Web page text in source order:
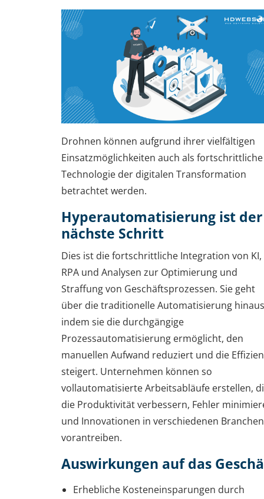
Drohnen können aufgrund ihrer vielfältigen
Einsatzmöglichkeiten auch als fortschrittliche
Technologie der digitalen Transformation
betrachtet werden.
Hyperautomatisierung ist der
nächste Schritt
Dies ist die fortschrittliche Integration von KI,
RPA und Analysen zur Optimierung und
Straffung von Geschäftsprozessen. Sie geht
über die traditionelle Automatisierung
indem sie die durchgängige
Prozessautomatisierung ermöglicht, den
manuellen Aufwand reduziert und die
steigert. Unternehmen können so
vollautomatisierte Arbeitsabläufe erstellen,
die Produktivität verbessern, Fehler
und Innovationen in verschiedenen Branchen
vorantreiben.
Auswirkungen auf das
Erhebliche Kosteneinsparungen durch